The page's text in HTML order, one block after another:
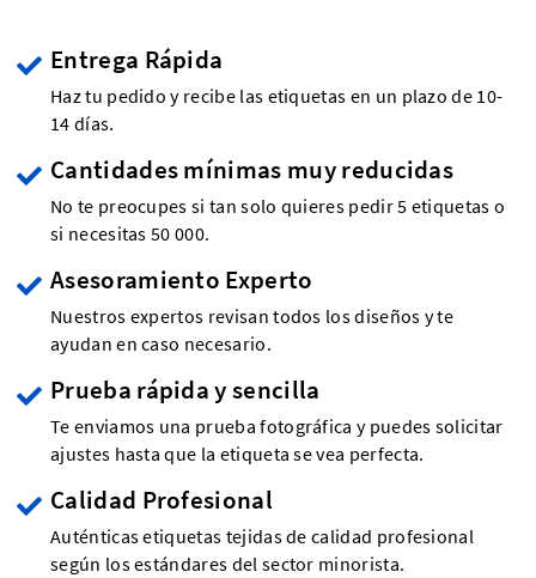
Entrega Rápida
Haz tu pedido y recibe las etiquetas en un plazo de 10-
14 días.
Cantidades mínimas muy reducidas
No te preocupes si tan solo quieres pedir 5 etiquetas o
si necesitas 50 000.
Asesoramiento Experto
Nuestros expertos revisan todos los diseños y te
ayudan en caso necesario.
Prueba rápida y sencilla
Te enviamos una prueba fotográfica y puedes solicitar
ajustes hasta que la etiqueta se vea perfecta.
Calidad Profesional
Auténticas etiquetas tejidas de calidad profesional
según los estándares del sector minorista.